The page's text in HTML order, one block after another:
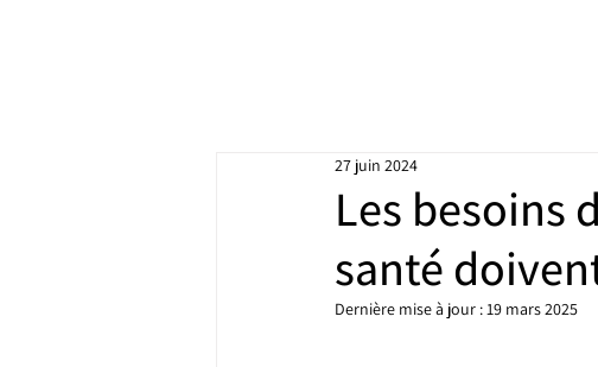
Les besoins
santé
27 juin 2024
Dernière mise à jour :19 mars 2025